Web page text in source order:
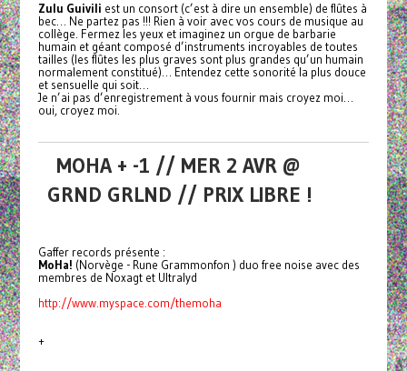
Zulu Guivili est un consort (c’est à dire un ensemble) de flûtes à
bec… Ne partez pas !!! Rien à voir avec vos cours de musique au
collège. Fermez les yeux et imaginez un orgue de barbarie
humain et géant composé d’instruments incroyables de toutes
tailles (les flûtes les plus graves sont plus grandes qu’un humain
normalement constitué)… Entendez cette sonorité la plus douce
et sensuelle qui soit…
Je n’ai pas d’enregistrement à vous fournir mais croyez moi…
oui, croyez moi.
MOHA + -1 // MER 2 AVR @
GRND GRLND // PRIX LIBRE !
Gaffer records présente :
MoHa! (Norvège - Rune Grammonfon ) duo free noise avec des
membres de Noxagt et Ultralyd
http://www.myspace.com/themoha
+